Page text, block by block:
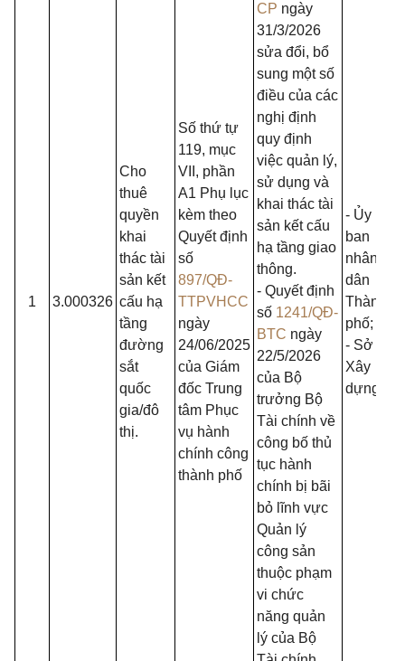
1 3.000326
Cho
thuê
quyền
khai
thác tài
sản kết
cấu hạ
tầng
đường
sắt
quốc
gia/đô
thị.
Số thứ tự
119, mục
VII, phần
A1 Phụ lục
kèm theo
Quyết định
số
897/QĐ-
TTPVHCC
ngày
24/06/2025
của Giám
đốc Trung
tâm Phục
vụ hành
chính công
thành phố
CP ngày
31/3/2026
sửa đổi, bổ
sung một số
điều của các
nghị định
quy định
việc quản lý,
sử dụng và
khai thác tài
sản kết cấu
hạ tầng giao
thông.
- Quyết định
số 1241/QĐ-
BTC ngày
22/5/2026
của Bộ
trưởng Bộ
Tài chính về
công bố thủ
tục hành
chính bị bãi
bỏ lĩnh vực
Quản lý
công sản
thuộc phạm
vi chức
năng quản
lý của Bộ
- Ủy
ban
nhân
dân
Thành
phố;
- Sở
Xây
dựng.